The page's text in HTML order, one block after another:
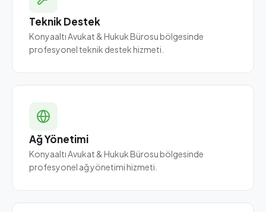
Teknik Destek
Konyaaltı Avukat & Hukuk Bürosu bölgesinde
profesyonel teknik destek hizmeti.
Ağ Yönetimi
Konyaaltı Avukat & Hukuk Bürosu bölgesinde
profesyonel ağ yönetimi hizmeti.